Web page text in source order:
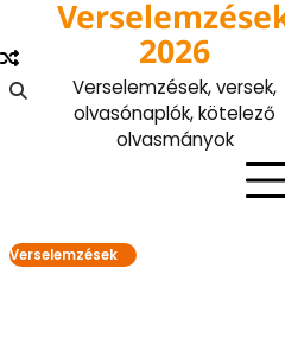
content
2026
Verselemzések, versek,
olvasónaplók, kötelező
olvasmányok
Verselemzések